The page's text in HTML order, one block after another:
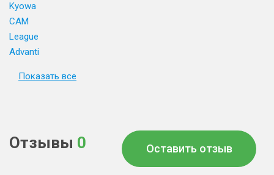
Kyowa
CAM
League
Advanti
Показать все
Отзывы 0 Оставить отзыв